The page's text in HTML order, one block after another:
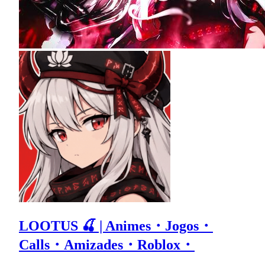
LOOTUS 🍒 | Animes・Jogos・
Calls・Amizades・Roblox・